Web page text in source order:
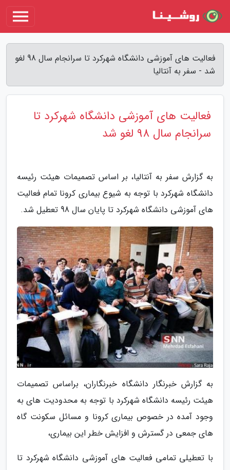
فعالیت های آموزشی دانشگاه شهرکرد تا سرانجام سال 98 لغو
شد - سفر به آنتالیا
فعالیت های آموزشی دانشگاه شهرکرد تا
سرانجام سال 98 لغو شد
به گزارش سفر به آنتالیا، بر اساس تصمیمات هیئت رئیسه
دانشگاه شهرکرد با توجه به شیوع بیماری کرونا تمام فعالیت
های آموزشی دانشگاه شهرکرد تا پایان سال 98 تعطیل شد.
به گزارش خبرنگار دانشگاه خبرنگاران، براساس تصمیمات
هیئت رئیسه دانشگاه شهرکرد با توجه به محدودیت های به
وجود آمده در خصوص بیماری کرونا و مسائل سکونت گاه
های جمعی در گسترش و افزایش خطر این بیماری،
با تعطیلی تمامی فعالیت های آموزشی دانشگاه شهرکرد تا